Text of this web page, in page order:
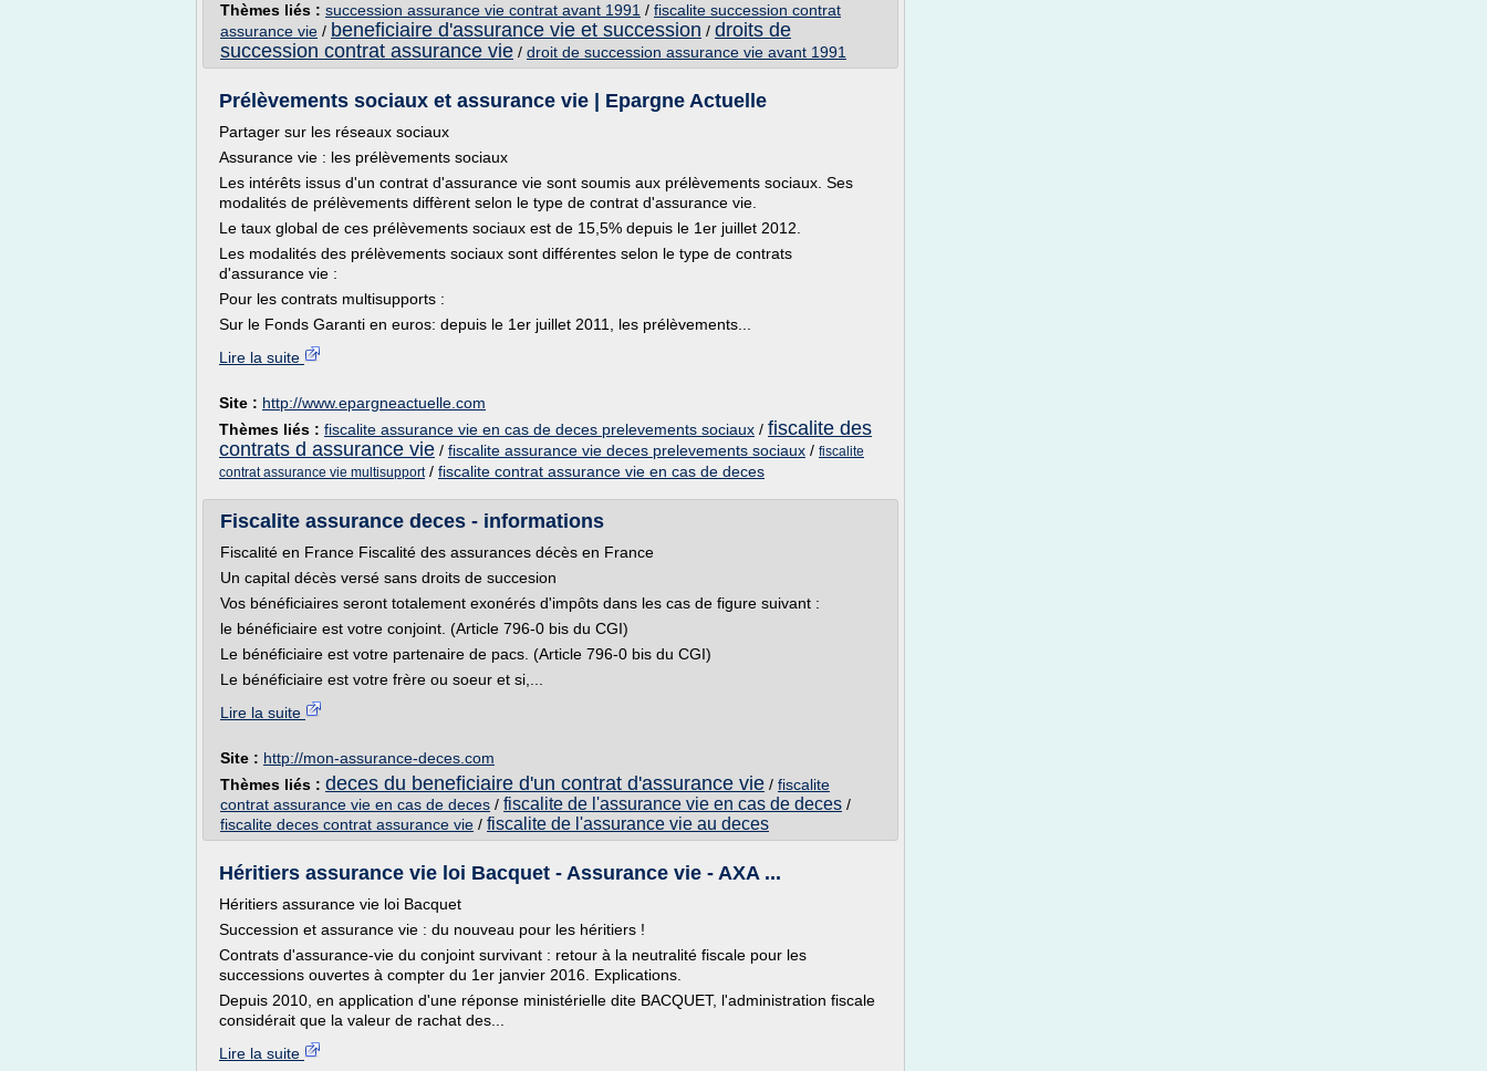
Thèmes liés : succession assurance vie contrat avant 1991 / fiscalite succession contrat
assurance vie / beneficiaire d'assurance vie et succession / droits de
succession contrat assurance vie / droit de succession assurance vie avant 1991
Prélèvements sociaux et assurance vie | Epargne Actuelle
Partager sur les réseaux sociaux
Assurance vie : les prélèvements sociaux
Les intérêts issus d'un contrat d'assurance vie sont soumis aux prélèvements sociaux. Ses
modalités de prélèvements diffèrent selon le type de contrat d'assurance vie.
Le taux global de ces prélèvements sociaux est de 15,5% depuis le 1er juillet 2012.
Les modalités des prélèvements sociaux sont différentes selon le type de contrats
d'assurance vie :
Pour les contrats multisupports :
Sur le Fonds Garanti en euros: depuis le 1er juillet 2011, les prélèvements...
Lire la suite
Site : http://www.epargneactuelle.com
Thèmes liés : fiscalite assurance vie en cas de deces prelevements sociaux / fiscalite des
contrats d assurance vie / fiscalite assurance vie deces prelevements sociaux / fiscalite
contrat assurance vie multisupport/ fiscalite contrat assurance vie en cas de deces
Fiscalite assurance deces - informations
Fiscalité en France Fiscalité des assurances décès en France
Un capital décès versé sans droits de succesion
Vos bénéficiaires seront totalement exonérés d'impôts dans les cas de figure suivant :
le bénéficiaire est votre conjoint. (Article 796-0 bis du CGI)
Le bénéficiaire est votre partenaire de pacs. (Article 796-0 bis du CGI)
Le bénéficiaire est votre frère ou soeur et si,...
Lire la suite
Site : http://mon-assurance-deces.com
Thèmes liés : deces du beneficiaire d'un contrat d'assurance vie / fiscalite
contrat assurance vie en cas de deces / fiscalite de l'assurance vie en cas de deces /
fiscalite deces contrat assurance vie / fiscalite de l'assurance vie au deces
Héritiers assurance vie loi Bacquet - Assurance vie - AXA ...
Héritiers assurance vie loi Bacquet
Succession et assurance vie : du nouveau pour les héritiers !
Contrats d'assurance-vie du conjoint survivant : retour à la neutralité fiscale pour les
successions ouvertes à compter du 1er janvier 2016. Explications.
Depuis 2010, en application d'une réponse ministérielle dite BACQUET, l'administration fiscale
considérait que la valeur de rachat des...
Lire la suite